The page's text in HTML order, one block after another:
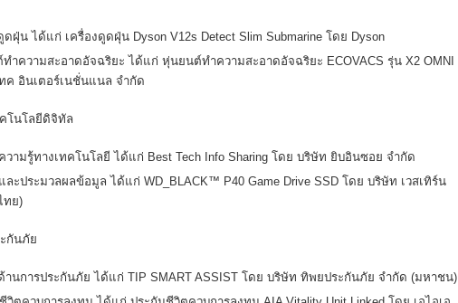
น ได้แก่ เครื่องดูดฝุ่น Dyson V12s Detect Slim Submarine โดย Dyson
ความสะอาดอัจฉริยะ ได้แก่ หุ่นยนต์ทำความสะอาดอัจฉริยะ ECOVACS รุ่น X2 OMNI
ค อินเตอร์เนชั่นแนล จำกัด
โนโลยีดิจิทัล
ามรู้ทางเทคโนโลยี ได้แก่ Best Tech Info Sharing โดย บริษัท ยิบอินซอย จำกัด
ะประมวลผลข้อมูล ได้แก่ WD_BLACK™ P40 Game Drive SSD โดย บริษัท เวสเทิร์น
ทย)
กันภัย
นการประกันภัย ได้แก่ TIP SMART ASSIST โดย บริษัท ทิพยประกันภัย จำกัด (มหาชน)